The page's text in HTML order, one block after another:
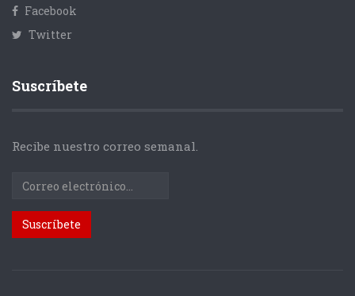
Facebook
Twitter
Suscríbete
Recibe nuestro correo semanal.